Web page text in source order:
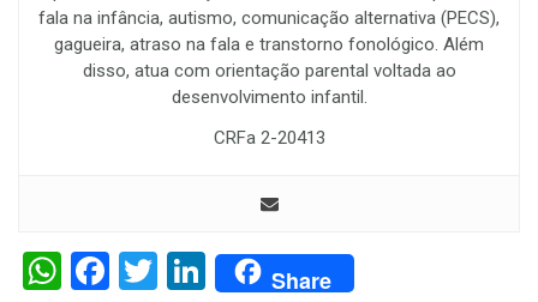
fala na infância, autismo, comunicação alternativa (PECS),
gagueira, atraso na fala e transtorno fonológico. Além
disso, atua com orientação parental voltada ao
desenvolvimento infantil.
CRFa 2-20413
WhatsApp
Facebook
Twitter
LinkedIn
Share